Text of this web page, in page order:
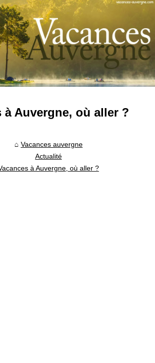
à Auvergne, où aller ?
Vacances auvergne
Actualité
à Auvergne, où aller ?